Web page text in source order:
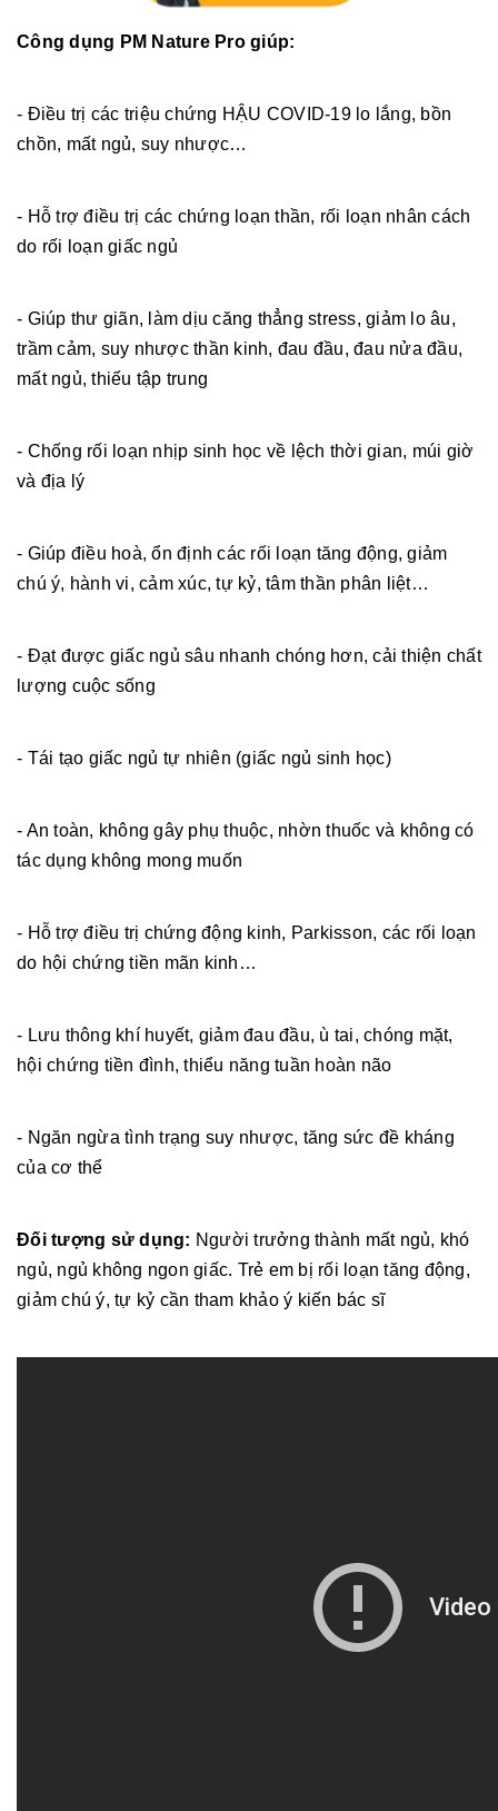
Công dụng PM Nature Pro giúp:
- Điều trị các triệu chứng HẬU COVID-19 lo lắng, bồn
chồn, mất ngủ, suy nhược…
- Hỗ trợ điều trị các chứng loạn thần, rối loạn nhân cách
do rối loạn giấc ngủ
- Giúp thư giãn, làm dịu căng thẳng stress, giảm lo âu,
trầm cảm, suy nhược thần kinh, đau đầu, đau nửa đầu,
mất ngủ, thiếu tập trung
- Chống rối loạn nhịp sinh học về lệch thời gian, múi giờ
và địa lý
- Giúp điều hoà, ổn định các rối loạn tăng động, giảm
chú ý, hành vi, cảm xúc, tự kỷ, tâm thần phân liệt…
- Đạt được giấc ngủ sâu nhanh chóng hơn, cải thiện chất
lượng cuộc sống
- Tái tạo giấc ngủ tự nhiên (giấc ngủ sinh học)
- An toàn, không gây phụ thuộc, nhờn thuốc và không có
tác dụng không mong muốn
- Hỗ trợ điều trị chứng động kinh, Parkisson, các rối loạn
do hội chứng tiền mãn kinh…
- Lưu thông khí huyết, giảm đau đầu, ù tai, chóng mặt,
hội chứng tiền đình, thiểu năng tuần hoàn não
- Ngăn ngừa tình trạng suy nhược, tăng sức đề kháng
của cơ thể
Đối tượng sử dụng: Người trưởng thành mất ngủ, khó
ngủ, ngủ không ngon giấc. Trẻ em bị rối loạn tăng động,
giảm chú ý, tự kỷ cần tham khảo ý kiến bác sĩ